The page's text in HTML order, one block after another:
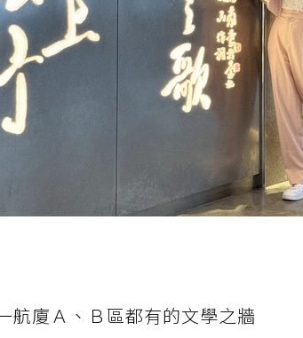
航廈Ａ、Ｂ區都有的文學之牆